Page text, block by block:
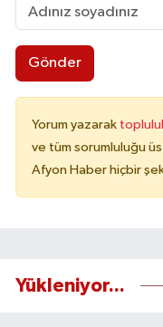
Gönder
Yorum yazarak
ve tüm sorumluluğu
Afyon Haber hiçbir
Yükleniyor...